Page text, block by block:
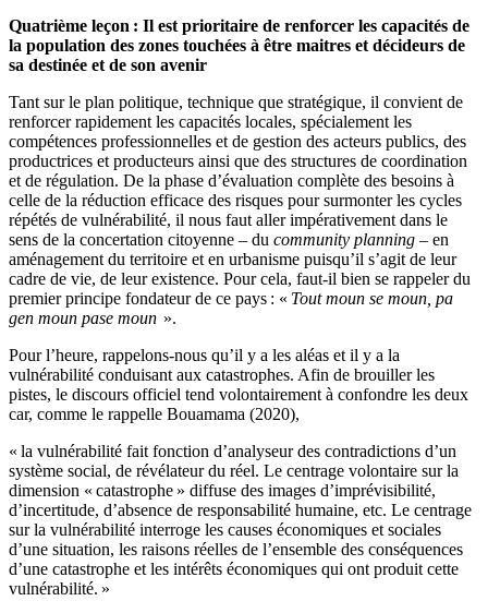
Quatrième leçon : Il est prioritaire de renforcer les capacités de
la population des zones touchées à être maitres et décideurs de
sa destinée et de son avenir
Tant sur le plan politique, technique que stratégique, il convient de
renforcer rapidement les capacités locales, spécialement les
compétences professionnelles et de gestion des acteurs publics, des
productrices et producteurs ainsi que des structures de coordination
et de régulation. De la phase d’évaluation complète des besoins à
celle de la réduction efficace des risques pour surmonter les cycles
répétés de vulnérabilité, il nous faut aller impérativement dans le
sens de la concertation citoyenne – du community planning – en
aménagement du territoire et en urbanisme puisqu’il s’agit de leur
cadre de vie, de leur existence. Pour cela, faut-il bien se rappeler du
premier principe fondateur de ce pays : « Tout moun se moun, pa
gen moun pase moun ».
Pour l’heure, rappelons-nous qu’il y a les aléas et il y a la
vulnérabilité conduisant aux catastrophes. Afin de brouiller les
pistes, le discours officiel tend volontairement à confondre les deux
car, comme le rappelle Bouamama (2020),
« la vulnérabilité fait fonction d’analyseur des contradictions d’un
système social, de révélateur du réel. Le centrage volontaire sur la
dimension « catastrophe » diffuse des images d’imprévisibilité,
d’incertitude, d’absence de responsabilité humaine, etc. Le centrage
sur la vulnérabilité interroge les causes économiques et sociales
d’une situation, les raisons réelles de l’ensemble des conséquences
d’une catastrophe et les intérêts économiques qui ont produit cette
vulnérabilité. »